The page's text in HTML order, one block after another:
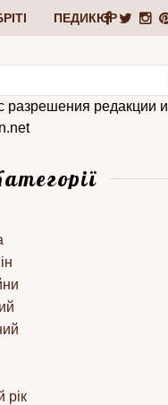
ПЕДИКЮР
разрешения редакции и
рік